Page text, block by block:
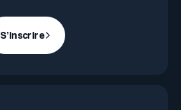
S’inscrire